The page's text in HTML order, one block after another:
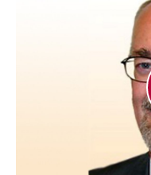
Hendricks
Interview